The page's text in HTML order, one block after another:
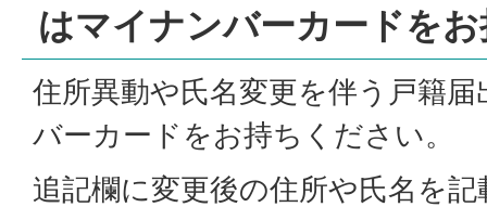
はマイナンバーカードを
住所異動や氏名変更を伴う戸籍
バーカードをお持ちください。
追記欄に変更後の住所や氏名を